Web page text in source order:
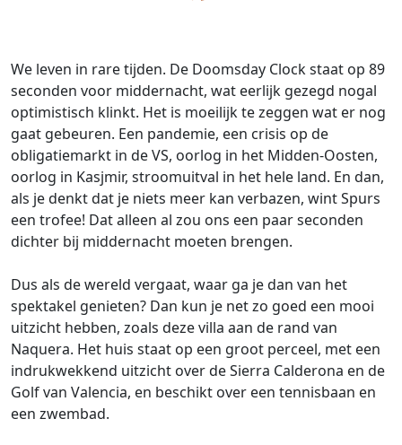
We leven in rare tijden. De Doomsday Clock staat op 89
seconden voor middernacht, wat eerlijk gezegd nogal
optimistisch klinkt. Het is moeilijk te zeggen wat er nog
gaat gebeuren. Een pandemie, een crisis op de
obligatiemarkt in de VS, oorlog in het Midden-Oosten,
oorlog in Kasjmir, stroomuitval in het hele land. En dan,
als je denkt dat je niets meer kan verbazen, wint Spurs
een trofee! Dat alleen al zou ons een paar seconden
dichter bij middernacht moeten brengen.
Dus als de wereld vergaat, waar ga je dan van het
spektakel genieten? Dan kun je net zo goed een mooi
uitzicht hebben, zoals deze villa aan de rand van
Naquera. Het huis staat op een groot perceel, met een
indrukwekkend uitzicht over de Sierra Calderona en de
Golf van Valencia, en beschikt over een tennisbaan en
een zwembad.